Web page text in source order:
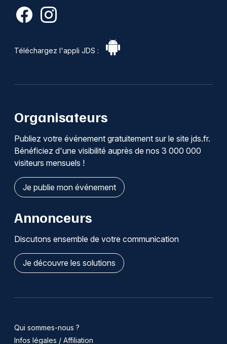
Téléchargez l'appli JDS :
Organisateurs
Publiez votre événement gratuitement sur le site jds.fr.
Bénéficiez d'une visibilité auprès de nos 3 000 000
visiteurs mensuels !
Je publie mon événement
Annonceurs
Discutons ensemble de votre communication
Je découvre les solutions
Qui sommes-nous ?
Infos légales / Affiliation